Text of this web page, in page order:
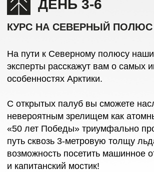
Совершите самое короткое кругосветное
путешествие — для этого достаточно обойти
вокруг точки 90° с.ш.
Вас ждет фотосессия на фоне ледокола, купание
в водах Северного Ледовитого океана, полярное
барбекю и самая северная в мире баня!